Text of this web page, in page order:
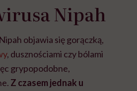
pracy
Nipah
objawia się gorączką,
, dusznościami czy bólami
grypopodobne,
Z czasem jednak u